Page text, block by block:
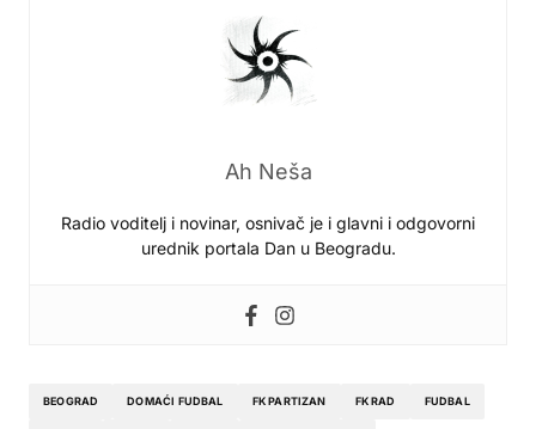
Ah Neša
Radio voditelj i novinar, osnivač je i glavni i odgovorni
urednik portala Dan u Beogradu.
BEOGRAD DOMAĆI FUDBAL FK PARTIZAN FK RAD FUDBAL